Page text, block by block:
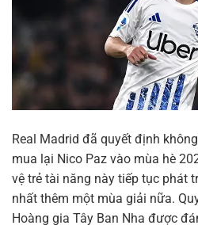
Real Madrid đã quyết định
mua lại Nico Paz vào mùa hè
vệ trẻ tài năng này tiếp tục phát
nhất thêm một mùa giải nữa.
Hoàng gia Tây Ban Nha được